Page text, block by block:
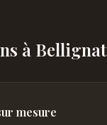
à Bellignat
mesure